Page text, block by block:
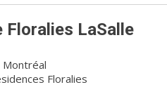
Floralies LaSalle
Montréal
Floralies